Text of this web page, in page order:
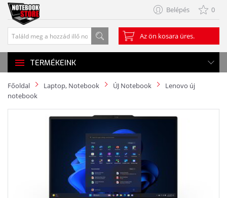
Belépés 0
Az ön kosara üres.
TERMÉKEINK
Főoldal Laptop, Notebook ÚJ Notebook
Lenovo új
notebook